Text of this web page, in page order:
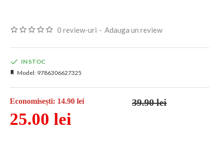
0 review-uri - Adauga un review
Economisești: 14.90 lei 39.90 lei
25.00 lei
IN STOC
Model: 9786306627325